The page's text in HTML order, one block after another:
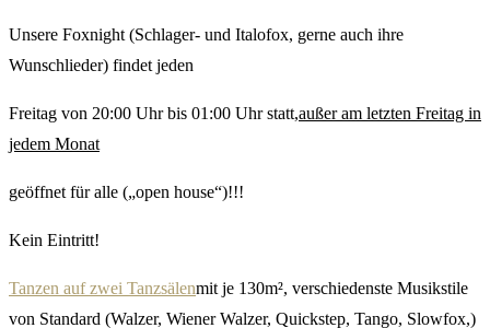
Unsere Foxnight (Schlager- und Italofox, gerne auch ihre
Wunschlieder) findet jeden
Freitag von 20:00 Uhr bis 01:00 Uhr statt,außer am letzten Freitag in
jedem Monat
geöffnet für alle („open house“)!!!
Kein Eintritt!
Tanzen auf zwei Tanzsälenmit je 130m², verschiedenste Musikstile
von Standard (Walzer, Wiener Walzer, Quickstep, Tango, Slowfox,)